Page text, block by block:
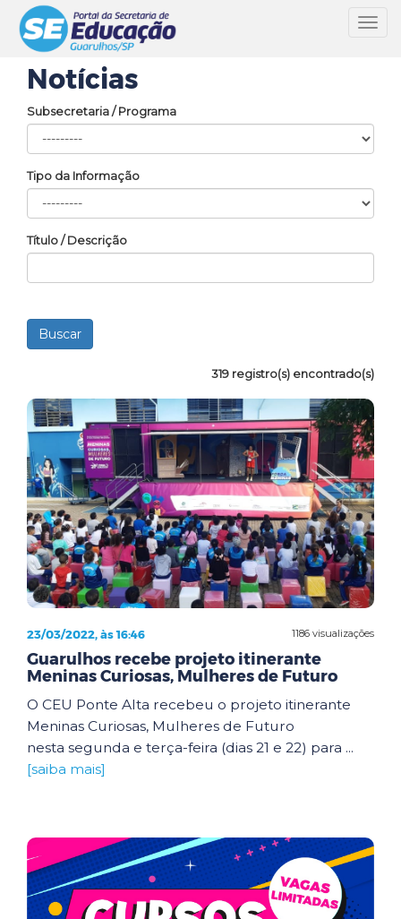
Notícias
Subsecretaria / Programa
Tipo da Informação
Título / Descrição
319 registro(s) encontrado(s)
1186 visualizações
23/03/2022, às 16:46
Guarulhos recebe projeto itinerante
Meninas Curiosas, Mulheres de Futuro
O CEU Ponte Alta recebeu o projeto itinerante
Meninas Curiosas, Mulheres de Futuro
nesta segunda e terça-feira (dias 21 e 22) para ...
[saiba mais]